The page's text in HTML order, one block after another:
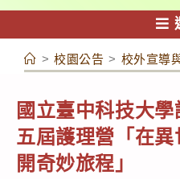
容
> 校園公告 > 校外宣導
國立臺中科技大
五屆護理營「在
開奇妙旅程」